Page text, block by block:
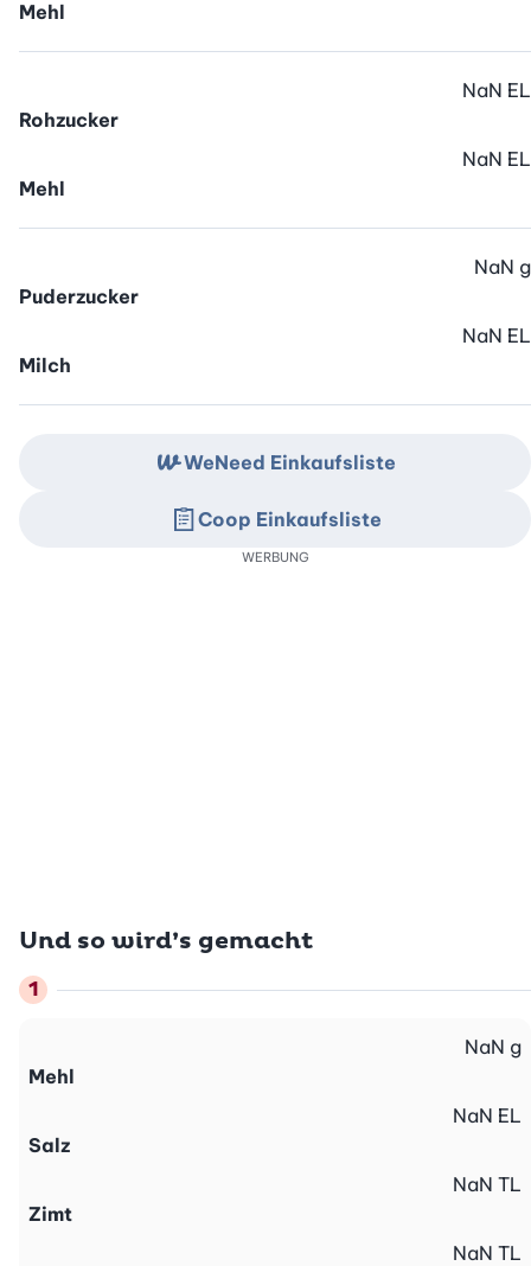
Mehl
Rohzucker
NaN EL
Mehl
NaN EL
Puderzucker
NaN g
Milch
NaN EL
Und so wird’s gemacht
Mehl
NaN g
Salz
NaN EL
Zimt
NaN TL
NaN TL
WeNeed Einkaufsliste
Coop Einkaufsliste
WERBUNG